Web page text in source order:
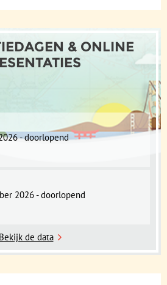
& ONLINE
- doorlopend
2026 - doorlopend
Bekijk de data